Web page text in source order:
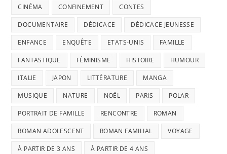
CINÉMA CONFINEMENT CONTES
DOCUMENTAIRE DÉDICACE DÉDICACE JEUNESSE
ENFANCE ENQUÊTE ETATS-UNIS FAMILLE
FANTASTIQUE FÉMINISME HISTOIRE HUMOUR
ITALIE JAPON LITTÉRATURE MANGA
MUSIQUE NATURE NOËL PARIS POLAR
PORTRAIT DE FAMILLE RENCONTRE ROMAN
ROMAN ADOLESCENT ROMAN FAMILIAL VOYAGE
À PARTIR DE 3 ANS À PARTIR DE 4 ANS